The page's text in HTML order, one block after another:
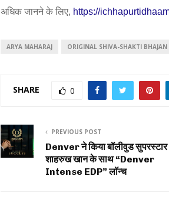
अधिक जानने के लिए, https://
ARYA MAHARAJ ORIGINAL SHIVA-SHAKTI BHAJAN
SHARE 0
PREVIOUS POST
Denver ने किया बॉलीवुड सुपरस्टार
शाहरुख खान के साथ “Denver
Intense EDP” लॉन्च